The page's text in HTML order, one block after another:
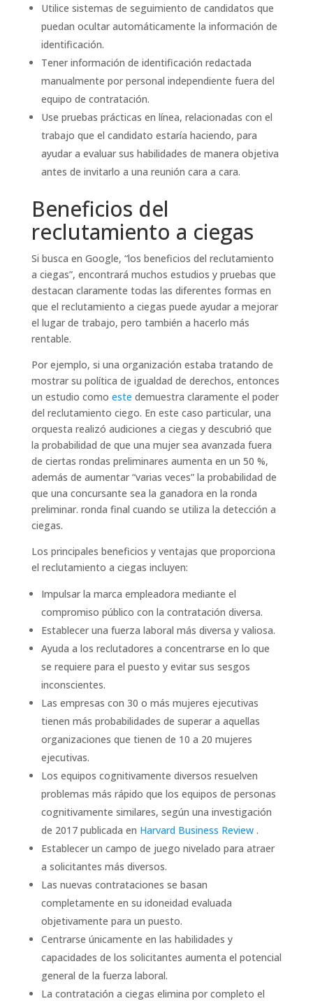
Utilice sistemas de seguimiento de candidatos que
puedan ocultar automáticamente la información de
identificación.
Tener información de identificación redactada
manualmente por personal independiente fuera del
equipo de contratación.
Use pruebas prácticas en línea, relacionadas con el
trabajo que el candidato estaría haciendo, para
ayudar a evaluar sus habilidades de manera objetiva
antes de invitarlo a una reunión cara a cara.
Beneficios del
reclutamiento a ciegas
Si busca en Google, “los beneficios del reclutamiento
a ciegas”, encontrará muchos estudios y pruebas que
destacan claramente todas las diferentes formas en
que el reclutamiento a ciegas puede ayudar a mejorar
el lugar de trabajo, pero también a hacerlo más
rentable.
Por ejemplo, si una organización estaba tratando de
mostrar su política de igualdad de derechos, entonces
un estudio como este demuestra claramente el poder
del reclutamiento ciego. En este caso particular, una
orquesta realizó audiciones a ciegas y descubrió que
la probabilidad de que una mujer sea avanzada fuera
de ciertas rondas preliminares aumenta en un 50 %,
además de aumentar “varias veces” la probabilidad de
que una concursante sea la ganadora en la ronda
preliminar. ronda final cuando se utiliza la detección a
ciegas.
Los principales beneficios y ventajas que proporciona
el reclutamiento a ciegas incluyen:
Impulsar la marca empleadora mediante el
compromiso público con la contratación diversa.
Establecer una fuerza laboral más diversa y valiosa.
Ayuda a los reclutadores a concentrarse en lo que
se requiere para el puesto y evitar sus sesgos
inconscientes.
Las empresas con 30 o más mujeres ejecutivas
tienen más probabilidades de superar a aquellas
organizaciones que tienen de 10 a 20 mujeres
ejecutivas.
Los equipos cognitivamente diversos resuelven
problemas más rápido que los equipos de personas
cognitivamente similares, según una investigación
de 2017 publicada en Harvard Business Review.
Establecer un campo de juego nivelado para atraer
a solicitantes más diversos.
Las nuevas contrataciones se basan
completamente en su idoneidad evaluada
objetivamente para un puesto.
Centrarse únicamente en las habilidades y
capacidades de los solicitantes aumenta el potencial
general de la fuerza laboral.
La contratación a ciegas elimina por completo el